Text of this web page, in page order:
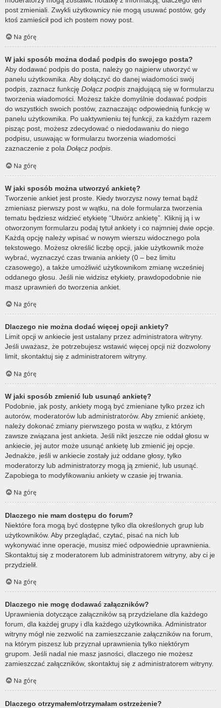
post zmieniali. Zwykli użytkownicy nie mogą usuwać postów, gdy
ktoś zamieścił pod ich postem nowy post.
Na górę
W jaki sposób można dodać podpis do swojego posta?
Aby dodawać podpis do posta, należy go najpierw utworzyć w
panelu użytkownika. Aby dołączyć do danej wiadomości swój
podpis, zaznacz funkcję Dołącz podpis znajdującą się w formularzu
tworzenia wiadomości. Możesz także domyślnie dodawać podpis
do wszystkich swoich postów, zaznaczając odpowiednią funkcję w
panelu użytkownika. Po uaktywnieniu tej funkcji, za każdym razem
pisząc post, możesz zdecydować o niedodawaniu do niego
podpisu, usuwając w formularzu tworzenia wiadomości
zaznaczenie z pola Dołącz podpis.
Na górę
W jaki sposób można utworzyć ankietę?
Tworzenie ankiet jest proste. Kiedy tworzysz nowy temat bądź
zmieniasz pierwszy post w wątku, na dole formularza tworzenia
tematu będziesz widzieć etykietę “Utwórz ankietę”. Kliknij ją i w
otworzonym formularzu podaj tytuł ankiety i co najmniej dwie opcje.
Każdą opcję należy wpisać w nowym wierszu widocznego pola
tekstowego. Możesz określić liczbę opcji, jakie użytkownik może
wybrać, wyznaczyć czas trwania ankiety (0 – bez limitu
czasowego), a także umożliwić użytkownikom zmianę wcześniej
oddanego głosu. Jeśli nie widzisz etykiety, prawdopodobnie nie
masz uprawnień do tworzenia ankiet.
Na górę
Dlaczego nie można dodać więcej opcji ankiety?
Limit opcji w ankiecie jest ustalany przez administratora witryny.
Jeśli uważasz, że potrzebujesz wstawić więcej opcji niż dozwolony
limit, skontaktuj się z administratorem witryny.
Na górę
W jaki sposób zmienić lub usunąć ankietę?
Podobnie, jak posty, ankiety mogą być zmieniane tylko przez ich
autorów, moderatorów lub administratorów. Aby zmienić ankietę,
należy dokonać zmiany pierwszego posta w wątku, z którym
zawsze związana jest ankieta. Jeśli nikt jeszcze nie oddał głosu w
ankiecie, jej autor może usunąć ankietę lub zmienić jej opcje.
Jednakże, jeśli w ankiecie zostały już oddane głosy, tylko
moderatorzy lub administratorzy mogą ją zmienić, lub usunąć.
Zapobiega to modyfikowaniu ankiety w czasie jej trwania.
Na górę
Dlaczego nie mam dostępu do forum?
Niektóre fora mogą być dostępne tylko dla określonych grup lub
użytkowników. Aby przeglądać, czytać, pisać na nich lub
wykonywać inne operacje, musisz mieć odpowiednie uprawnienia.
Skontaktuj się z moderatorem lub administratorem witryny, aby ci je
przydzielił.
Na górę
Dlaczego nie mogę dodawać załączników?
Uprawnienia dotyczące załączników są przydzielane dla każdego
forum, dla każdej grupy i dla każdego użytkownika. Administrator
witryny mógł nie zezwolić na zamieszczanie załączników na forum,
na którym piszesz lub przyznał uprawnienia tylko niektórym
grupom. Jeśli nadal nie masz jasności, dlaczego nie możesz
zamieszczać załączników, skontaktuj się z administratorem witryny.
Na górę
Dlaczego otrzymałem/otrzymałam ostrzeżenie?